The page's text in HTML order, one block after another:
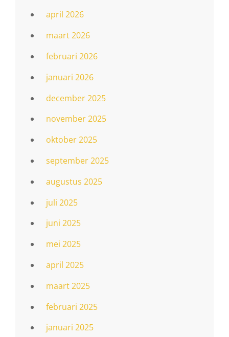
april 2026
maart 2026
februari 2026
januari 2026
december 2025
november 2025
oktober 2025
september 2025
augustus 2025
juli 2025
juni 2025
mei 2025
april 2025
maart 2025
februari 2025
januari 2025